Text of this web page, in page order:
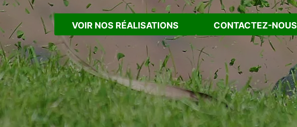
VOIR NOS RÉALISATIONS CONTACTEZ-NOUS